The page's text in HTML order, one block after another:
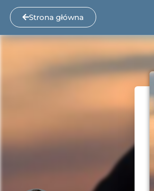
Strona główna